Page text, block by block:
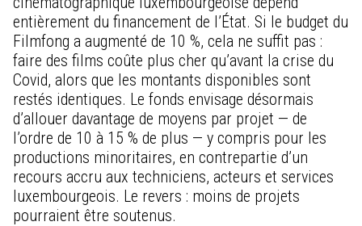
entièrement du financement de l’État. Si le budget du
Filmfong a augmenté de 10 %, cela ne suffit pas :
faire des films coûte plus cher qu’avant la crise du
Covid, alors que les montants disponibles sont
restés identiques. Le fonds envisage désormais
d’allouer davantage de moyens par projet — de
l’ordre de 10 à 15 % de plus — y compris pour les
productions minoritaires, en contrepartie d’un
recours accru aux techniciens, acteurs et services
luxembourgeois. Le revers : moins de projets
pourraient être soutenus.